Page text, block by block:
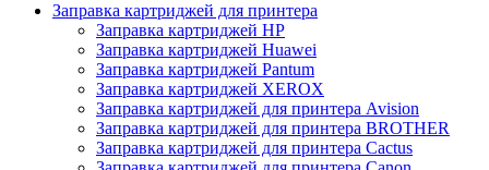
Заправка картриджей для принтера
Заправка картриджей HP
Заправка картриджей Huawei
Заправка картриджей Pantum
Заправка картриджей XEROX
Заправка картриджей для принтера Avision
Заправка картриджей для принтера BROTHER
Заправка картриджей для принтера Cactus